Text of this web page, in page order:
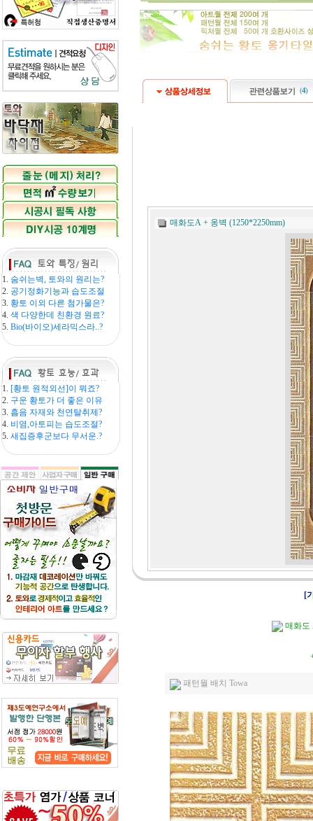
1. 숨쉬는벽, 토와의 원리는?
2. 공기정화기능과 습도조절
3.황토 이외 다른 첨가물은?
4.색 다양한데 친환경 원료?
5.Bio(바이오)세라믹스라..?
1. [황토 원적외선]이 뭐죠?
2. 구운 황토가 더 좋은 이유
3. 흡음 자재와 천연탈취제?
4. 비염,아토피는 습도조절?
5.새집증후군보다 무서운.?
(4)
매화도A + 옹벽 (1250*2250mm)
[
매화도
+ 선떡살문
패턴월 배치 Towa